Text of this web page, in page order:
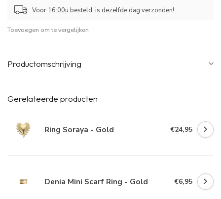
Voor 16:00u besteld, is dezelfde dag verzonden!
Toevoegen om te vergelijken
Productomschrijving
Gerelateerde producten
Ring Soraya - Gold €24,95
Denia Mini Scarf Ring - Gold €6,95